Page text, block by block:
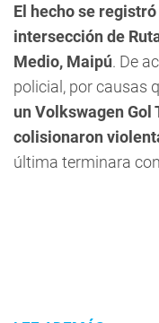
El hecho se
intersección de
Medio, Maipú. De
policial, por causas
un Volkswagen Gol
colisionaron
última terminara